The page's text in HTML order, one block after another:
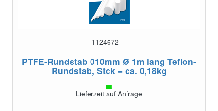
1124672
PTFE-Rundstab 010mm Ø 1m lang Teflon-
Rundstab, Stck = ca. 0,18kg
Lieferzeit auf Anfrage